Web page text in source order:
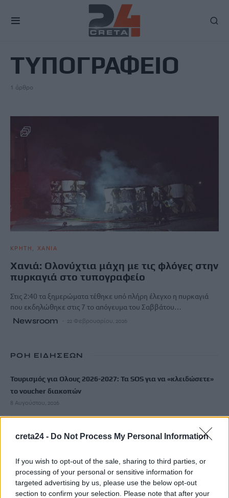
creta24 - Do Not Process My Personal Information
If you wish to opt-out of the sale, sharing to third parties, or
processing of your personal or sensitive information for
targeted advertising by us, please use the below opt-out
section to confirm your selection. Please note that after your
ΤΥΠΟΓΡΑΦΕΙΟ
1 άρθρο
ΚΡΗΤΗ ΧΑΝΙΑ
Χανιά: Ολονύχτια μάχη με τις φλόγες στην
πυρκαγιά στο τυπογραφείο
Στις 2:40 τα ξημερώματα τέθηκε υπό πλήρη έλεγχο η πυρκαγιά
που εκδηλώθηκε στις 7 το απόγευμα του Σαββάτου…
Newsroom 22 Φεβρουαρίου, 2026
ΡΟΗ ΕΙΔΗΣΕΩΝ
Τουρισμός για Ολους 2026-2027: Τα SOS για να «κλειδώσετε»
το voucher διακοπών
8 Αυγούστου, 2026
Ηράκλειο: Περιπατητής χρειάστηκε βοήθεια σε φαράγγι
Βαρύ πένθος για τον Μέσι: «Έφυγε» από τη ζωή ο πατέρας του
8 Αυγούστου, 2026